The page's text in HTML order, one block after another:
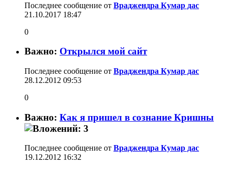
Последнее сообщение от Враджендра Кумар дас
21.10.2017 18:47
0
Важно: Открылся мой сайт
Последнее сообщение от Враджендра Кумар дас
28.12.2012 09:53
0
Важно: Как я пришел в сознание Кришны
Последнее сообщение от Враджендра Кумар дас
19.12.2012 16:32